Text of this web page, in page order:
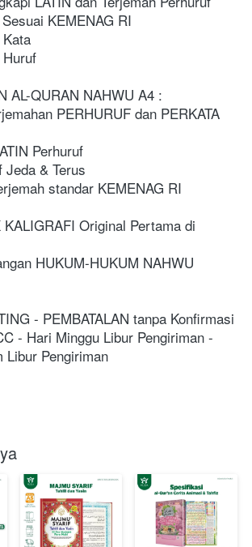
KEMENAG RI
AL-QURAN NAHWU A4 :
PERHURUF dan PERKATA
Perhuruf
Jeda & Terus
standar KEMENAG RI
KALIGRAFI Original Pertama di
HUKUM-HUKUM NAHWU
- PEMBATALAN tanpa Konfirmasi
- Hari Minggu Libur Pengiriman -
Libur Pengiriman